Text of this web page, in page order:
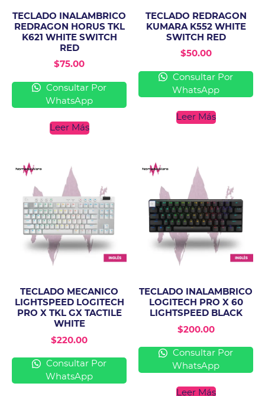
TECLADO INALAMBRICO
REDRAGON HORUS TKL
K621 WHITE SWITCH
RED
$75.00
Consultar Por
WhatsApp
Leer Más
TECLADO REDRAGON
KUMARA K552 WHITE
SWITCH RED
$50.00
Consultar Por
WhatsApp
Leer Más
TECLADO MECANICO
LIGHTSPEED LOGITECH
PRO X TKL GX TACTILE
WHITE
$220.00
Consultar Por
WhatsApp
TECLADO INALAMBRICO
LOGITECH PRO X 60
LIGHTSPEED BLACK
$200.00
Consultar Por
WhatsApp
Leer Más